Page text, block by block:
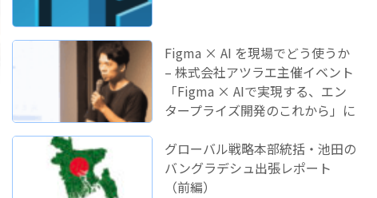
Figma × AI を現場でどう使うか
– 株式会社アツラエ主催イベント
「Figma × AIで実現する、エン
タープライズ開発のこれから」に
グローバル戦略本部統括・池田の
バングラデシュ出張レポート
（前編）